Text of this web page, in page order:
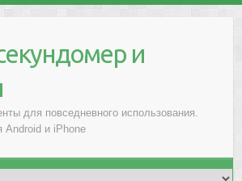
и
для повседневного использования.
Android и iPhone